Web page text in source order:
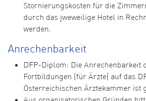
Stornierungskosten für die
durch das jweweilige Hotel in
werden.
Anrechenbarkeit
DFP-Diplom: Die Anrechenbarkeit
Fortbildungen (für Ärzte) auf das
Österreichischen Ärztekammer ist